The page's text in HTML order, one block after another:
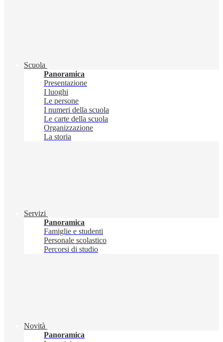
Scuola
Panoramica
Presentazione
I luoghi
Le persone
I numeri della scuola
Le carte della scuola
Organizzazione
La storia
Servizi
Panoramica
Famiglie e studenti
Personale scolastico
Percorsi di studio
Novità
Panoramica